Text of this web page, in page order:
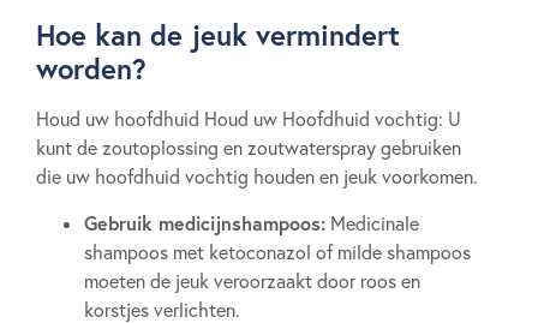
Hoe kan de jeuk vermindert
worden?
Houd uw hoofdhuid Houd uw Hoofdhuid vochtig: U
kunt de zoutoplossing en zoutwaterspray gebruiken
die uw hoofdhuid vochtig houden en jeuk voorkomen.
Gebruik medicijnshampoos: Medicinale
shampoos met ketoconazol of milde shampoos
moeten de jeuk veroorzaakt door roos en
korstjes verlichten.